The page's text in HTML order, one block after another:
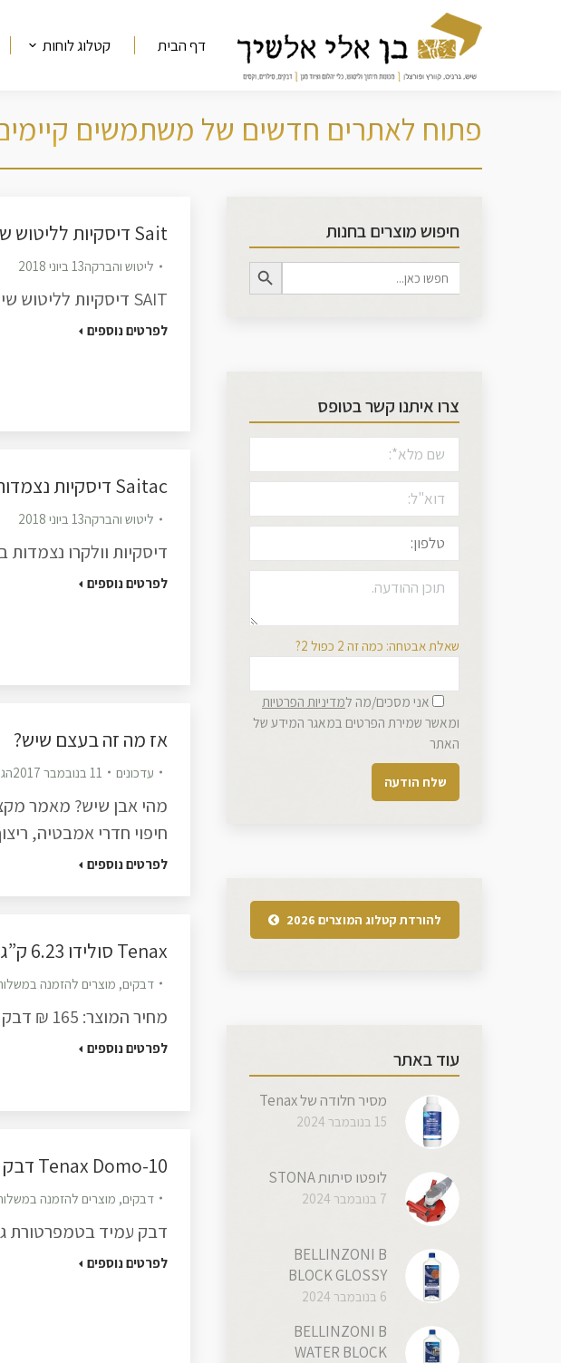
דף הבית קטלוג לוחות
פתוח לאתרים חדשים של משתמשים
Sait דיסקיות לליטוש שיש
ליטוש והברקה13 ביוני 2018
SAIT דיסקיות לליטוש שיש, גרניט ואבן קיסר
לפרטים נוספים
Saitac דיסקיות נצמדות
ליטוש והברקה13 ביוני 2018
דיסקיות וולקרו נצמדות בקוטר 115 + 180 לליטוש שיש,
לפרטים נוספים
אז מה זה בעצם שיש?
עדכונים 11 בנובמבר 2017
מהי אבן שיש? מאמר
חיפוי חדרי אמבטיה,
לפרטים נוספים
Tenax סולידו 6.23 ק”ג
דבקים, מוצרים להזמנה
מחיר המוצר: 165 ₪ דבק חברוני לאבן טבעית, שיש, גרניט ואבן קיסר.
לפרטים נוספים
Tenax Domo-10 דבק חזק
דבקים, מוצרים להזמנה
דבק עמיד בטמפרטורת
לפרטים נוספים
חיפוש מוצרים בחנות
Search
for:
Search Button
צרו איתנו קשר בטופס
שאלת אבטחה: כמה זה 2 כפול 2?
אני מסכים/מה למדיניות הפרטיות
ומאשר שמירת הפרטים במאגר המידע של
האתר
להורדת קטלוג המוצרים 2026
עוד באתר
מסיר חלודה של Tenax
15 בנובמבר 2024
לופטו סיתות STONA
7 בנובמבר 2024
BELLINZONI B
BLOCK GLOSSY
6 בנובמבר 2024
BELLINZONI B
WATER BLOCK